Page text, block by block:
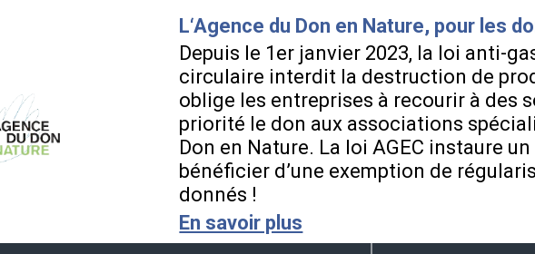
L‘Agence du Don en Nature, pour les
Depuis le 1er janvier 2023, la loi anti-
circulaire interdit la destruction de
oblige les entreprises à recourir à des
priorité le don aux associations
Don en Nature. La loi AGEC instaure
bénéficier d’une exemption de
donnés !
En savoir plus